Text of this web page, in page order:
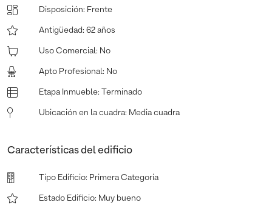
Disposición: Frente
Antigüedad: 62 años
Uso Comercial : No
Apto Profesional : No
Etapa Inmueble: Terminado
Ubicación en la cuadra: Media cuadra
Características del edificio
Tipo Edificio: Primera Categoria
Estado Edificio: Muy bueno